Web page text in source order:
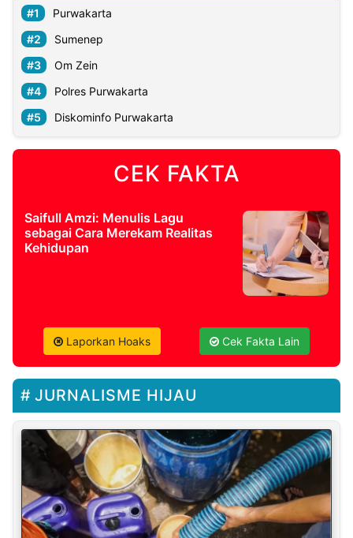
Purwakarta
Sumenep
Om Zein
Polres Purwakarta
Diskominfo Purwakarta
CEK FAKTA
Saifull Amzi: Menulis Lagu
sebagai Cara Merekam Realitas
Kehidupan
Laporkan Hoaks Cek Fakta Lain
JURNALISME HIJAU